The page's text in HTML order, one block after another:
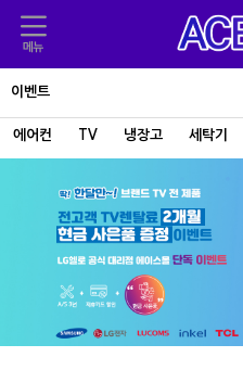
이벤트
에어컨 TV 냉장고 세탁기